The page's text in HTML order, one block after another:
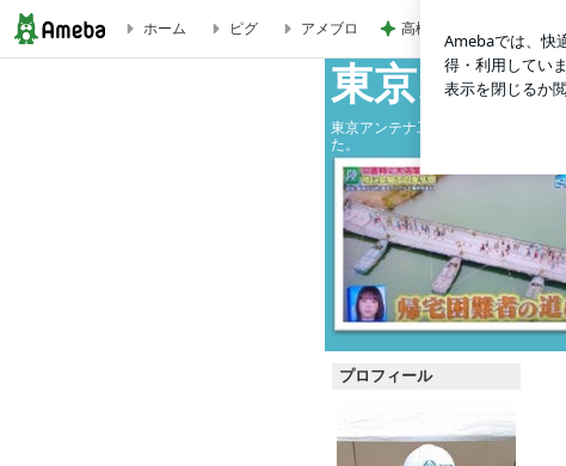
【東京アンテナ】三矢社長、表彰！墨田キャンパスコモンオー
ホーム ピグ アメブロ 高橋英樹 美しいトルコキ
東京スカイ
東京アンテナ工事（株）の社長の
た。
プロフィール